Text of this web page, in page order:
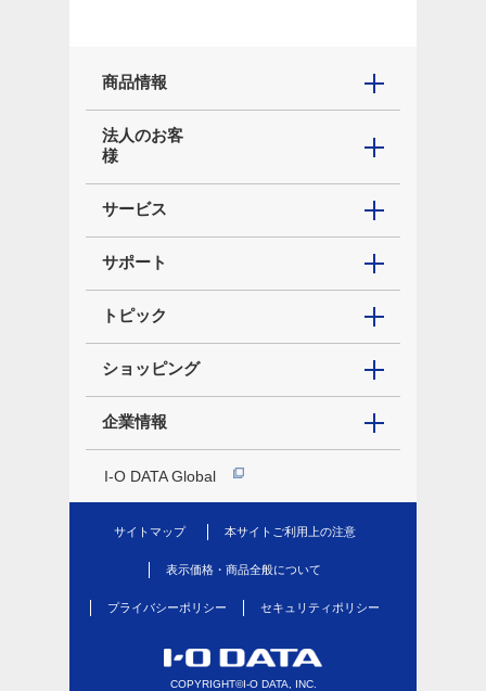
商品情報
法人のお客
様
サービス
サポート
トピック
ショッピング
企業情報
I-O DATA Global
サイトマップ 本サイトご利用上の注意
表示価格・商品全般について
プライバシーポリシー セキュリティポリシー
COPYRIGHT©I-O DATA, INC.